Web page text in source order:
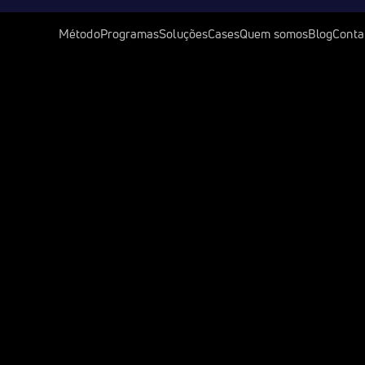
MétodoProgramasSoluçõesCasesQuem somosBlog